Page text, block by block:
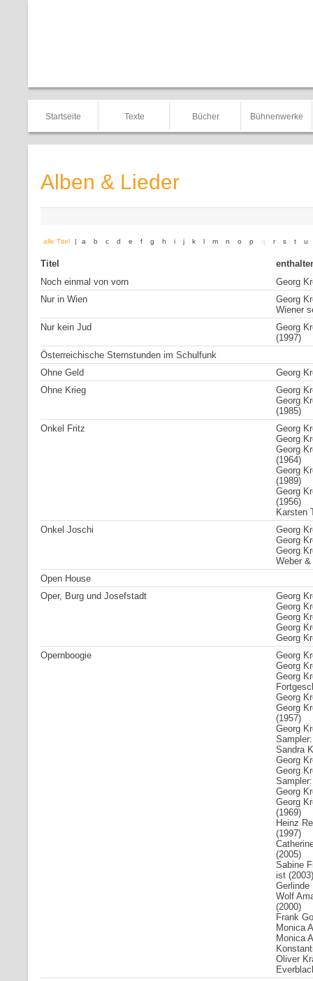
Startseite Texte Bücher Bühnenwerke
Alben & Lieder
alle Titel | a b c d e f g h i j k l m n o p q r s t u
Titel
Noch einmal von vorn
Georg
Nur in Wien
Georg
Wiener
Nur kein Jud
Georg
(1997)
Österreichische Sternstunden im Schulfunk
Ohne Geld
Georg
Ohne Krieg
Georg
Georg
(1985)
Onkel Fritz
Georg
Georg
Georg
(1964)
Georg
(1989)
Georg
(1956)
Karsten
Onkel Joschi
Georg
Georg
Georg
Weber
Open House
Oper, Burg und Josefstadt
Georg
Georg
Georg
Georg
Georg
Opernboogie
Georg
Georg
Georg
Georg
Georg
(1957)
Georg
Sandra
Georg
Georg
Georg
Georg
(1969)
Heinz
(1997)
(2005)
Sabine
ist (2003)
Gerlinde
Wolf
(2000)
Frank
Monica
Monica
Oliver